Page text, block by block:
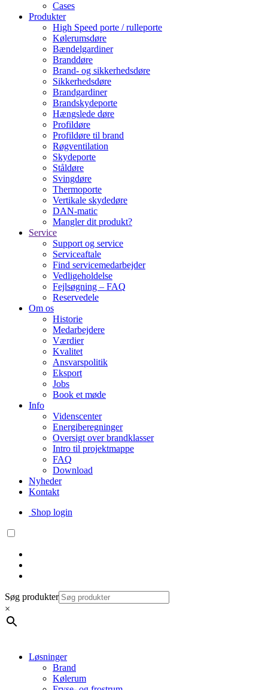
Cases
Produkter
High Speed porte / rulleporte
Kølerumsdøre
Bændelgardiner
Branddøre
Brand- og sikkerhedsdøre
Sikkerhedsdøre
Brandgardiner
Brandskydeporte
Hængslede døre
Profildøre
Profildøre til brand
Røgventilation
Skydeporte
Ståldøre
Svingdøre
Thermoporte
Vertikale skydedøre
DAN-matic
Mangler dit produkt?
Service
Support og service
Serviceaftale
Find servicemedarbejder
Vedligeholdelse
Fejlsøgning – FAQ
Reservedele
Om os
Historie
Medarbejdere
Værdier
Kvalitet
Ansvarspolitik
Eksport
Jobs
Book et møde
Info
Videnscenter
Energiberegninger
Oversigt over brandklasser
Intro til projektmappe
FAQ
Download
Nyheder
Kontakt
Shop login
Søg produkter
×
Løsninger
Brand
Kølerum